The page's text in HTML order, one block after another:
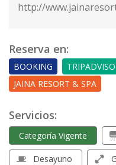
http://
Reserva en:
BOOKING
JAINA RESORT & SPA
Servicios:
Categoría Vigente
Desayuno